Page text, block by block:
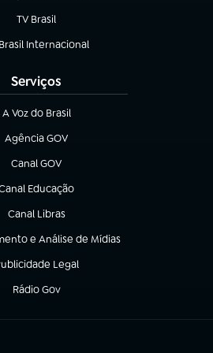
TV Brasil
(abre em nova aba)
Internacional
em nova aba)
Serviços
A Voz do Brasil
(abre em nova aba)
Agência GOV
(abre em nova aba)
Canal GOV
(abre em nova aba)
Educação
em nova aba)
Canal Libras
(abre em nova aba)
e Análise de Mídias
aba)
Legal
em nova aba)
Rádio Gov
(abre em nova aba)